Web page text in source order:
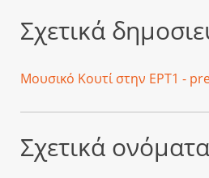
Σχετικά
Μουσικό Κουτί στην ΕΡΤ1 -
Σχετικά